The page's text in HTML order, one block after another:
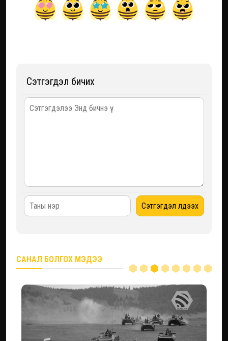
Сэтгэгдэл бичих
САНАЛ БОЛГОХ МЭДЭЭ